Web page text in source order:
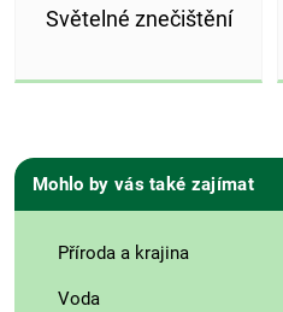
Světelné znečištění
Mohlo by vás také zajímat
Příroda a krajina
Voda